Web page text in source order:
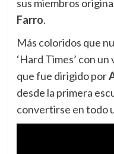
sus miembros
Farro.
Más coloridos que
‘Hard Times’ con
que fue dirigido por
desde la primera
convertirse en todo